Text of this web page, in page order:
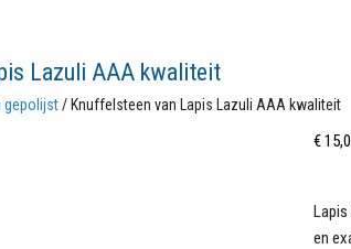
Lazuli AAA kwaliteit
gepolijst/ Knuffelsteen van Lapis Lazuli AAA kwaliteit
€
en